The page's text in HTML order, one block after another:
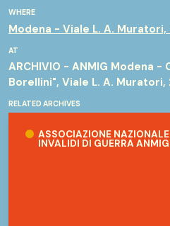
WHERE
Modena - Viale L. A. Muratori,
AT
ARCHIVIO - ANMIG Modena -
Borellini", Viale L. A. Muratori,
RELATED ARCHIVES
ASSOCIAZIONE
INVALIDI DI GUERRA